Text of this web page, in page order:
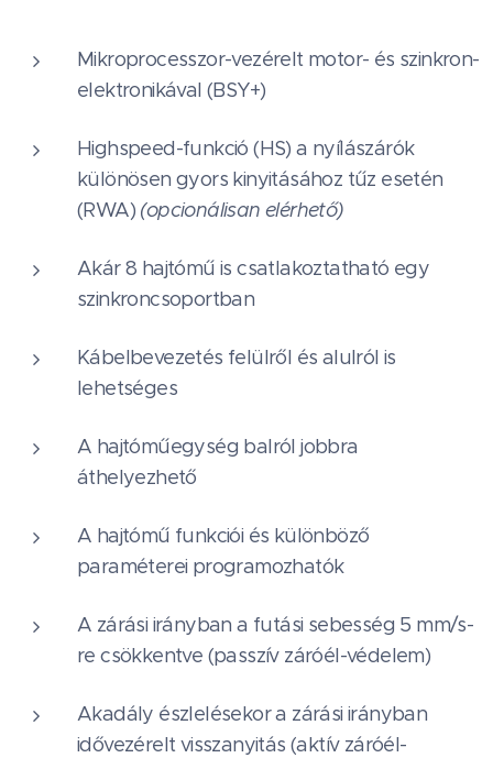
Mikroprocesszor-vezérelt motor- és szinkron-
elektronikával (BSY+)
Highspeed-funkció (HS) a nyílászárók
különösen gyors kinyitásához tűz esetén
(RWA) (opcionálisan elérhető)
Akár 8 hajtómű is csatlakoztatható egy
szinkroncsoportban
Kábelbevezetés felülről és alulról is
lehetséges
A hajtóműegység balról jobbra
áthelyezhető
A hajtómű funkciói és különböző
paraméterei programozhatók
A zárási irányban a futási sebesség 5 mm/s-
re csökkentve (passzív záróél-védelem)
Akadály észlelésekor a zárási irányban
idővezérelt visszanyitás (aktív záróél-